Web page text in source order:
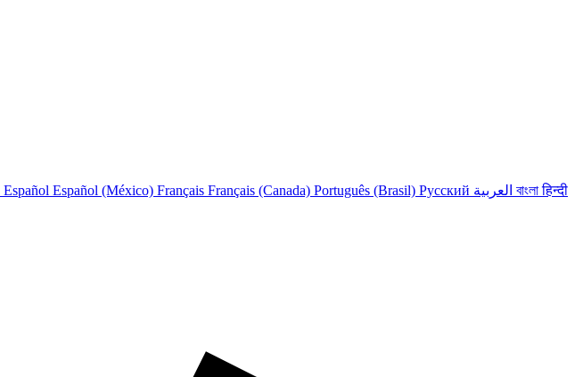
Español Español (México) Français Français (Canada) Português (Brasil) Русский বাংলাहिन्दी